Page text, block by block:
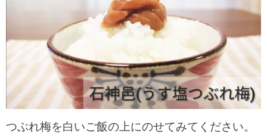
つぶれ梅を白いご飯の上にのせてみてください。